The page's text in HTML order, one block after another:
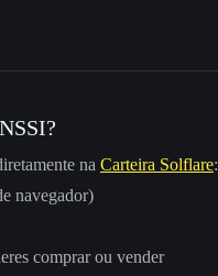
na Carteira Solflare:
navegador)
comprar ou vender